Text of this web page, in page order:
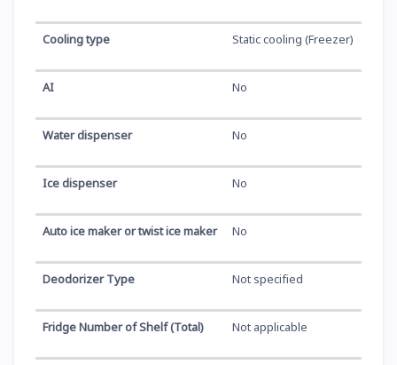
Cooling type Static cooling (Freezer)
AI No
Water dispenser No
Ice dispenser No
Auto ice maker or twist ice maker No
Deodorizer Type Not specified
Fridge Number of Shelf (Total) Not applicable